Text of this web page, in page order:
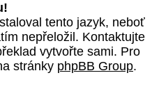
tento jazyk, neboť
nepřeložil. Kontaktujte
vytvořte sami. Pro
stránky phpBB Group.